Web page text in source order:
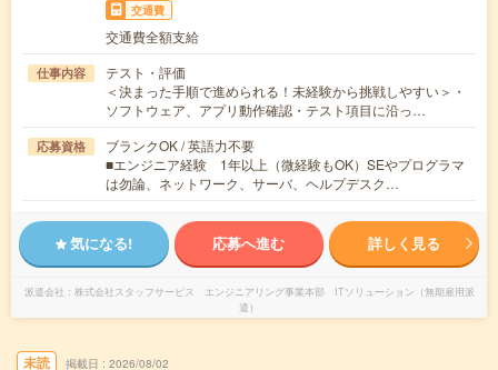
交通費
交通費全額支給
仕事内容
テスト・評価
＜決まった手順で進められる！未経験から挑戦しやすい＞・
ソフトウェア、アプリ動作確認・テスト項目に沿っ…
応募資格
ブランクOK / 英語力不要
■エンジニア経験 1年以上（微経験もOK）SEやプログラマ
は勿論、ネットワーク、サーバ、ヘルプデスク…
気になる! 応募へ進む 詳しく見る
派遣会社
株式会社スタッフサービス エンジニアリング事業本部 ITソリューション（無期雇用派
遣）
未読 掲載日 2026/08/02